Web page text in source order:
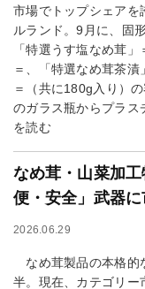
市場でトップシェアを
ルランド。9月に、固
「特選うす塩なめ茸」
＝、「特選なめ茸茶漬
＝（共に180g入り）
のガラス瓶からプラ
を読む
なめ茸・山菜加
便・安全」武器
2026.06.29
なめ茸製品の本格的
半。現在、カテゴリー